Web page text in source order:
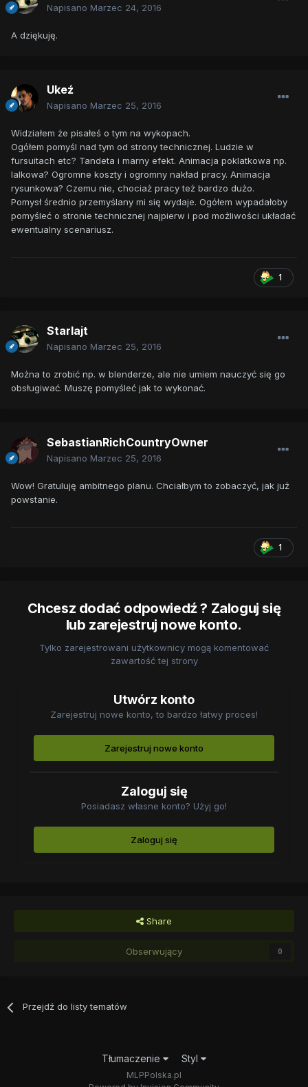
Napisano Marzec 24, 2016
A dziękuję.
Ukeź
Napisano Marzec 25, 2016
Widziałem że pisałeś o tym na wykopach.
Ogółem pomyśl nad tym od strony technicznej. Ludzie w
fursuitach etc? Tandeta i marny efekt. Animacja poklatkowa np.
lalkowa? Ogromne koszty i ogromny nakład pracy. Animacja
rysunkowa? Czemu nie, chociaż pracy też bardzo dużo.
Pomysł średnio przemyślany mi się wydaje. Ogółem wypadałoby
pomyśleć o stronie technicznej najpierw i pod możliwości układać
ewentualny scenariusz.
1
Starlajt
Napisano Marzec 25, 2016
Można to zrobić np. w blenderze, ale nie umiem nauczyć się go
obsługiwać. Muszę pomyśleć jak to wykonać.
SebastianRichCountryOwner
Napisano Marzec 25, 2016
Wow! Gratuluję ambitnego planu. Chciałbym to zobaczyć, jak już
powstanie.
1
Chcesz dodać odpowiedź ? Zaloguj się
lub zarejestruj nowe konto.
Tylko zarejestrowani użytkownicy mogą komentować
zawartość tej strony
Utwórz konto
Zarejestruj nowe konto, to bardzo łatwy proces!
Zarejestruj nowe konto
Zaloguj się
Posiadasz własne konto? Użyj go!
Zaloguj się
Share
Obserwujący 0
Przejdź do listy tematów
Tłumaczenie Styl
MLPPolska.pl